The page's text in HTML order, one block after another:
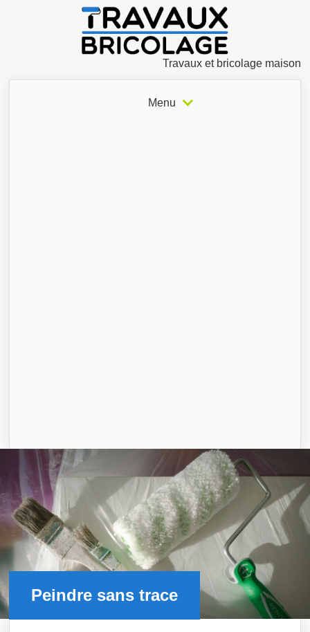
Travaux et bricolage maison
Menu
Peindre sans trace